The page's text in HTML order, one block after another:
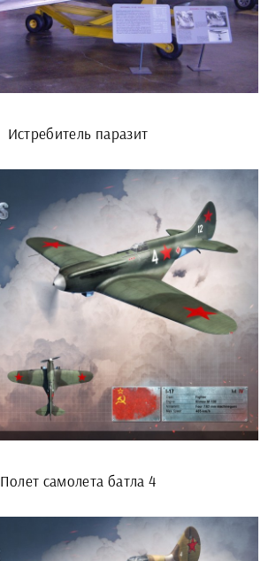
Истребитель паразит
Полет самолета батла 4